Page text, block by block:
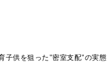
子供を狙った"密室支配"の